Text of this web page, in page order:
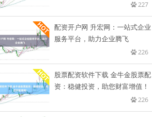
227
配资开户网 升宏网：一站式企业
服务平台，助力企业腾飞
226
股票配资软件下载 金牛金股票配
资：稳健投资，助您财富增值！
226